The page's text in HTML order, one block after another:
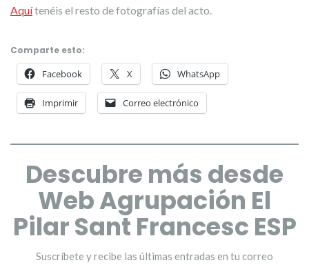
Aquítenéis el resto de fotografías del acto.
Comparte esto:
Facebook X WhatsApp
Imprimir Correo electrónico
Descubre más desde
Web Agrupación El
Pilar Sant Francesc ESP
Suscríbete y recibe las últimas entradas en tu correo